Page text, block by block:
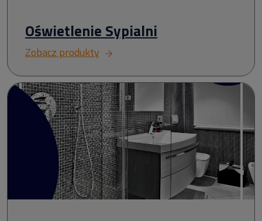
Oświetlenie Sypialni
Zobacz produkty